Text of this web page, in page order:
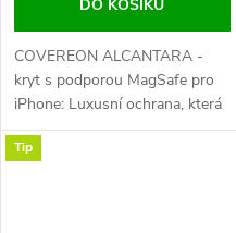
DO KOŠÍKU
COVEREON ALCANTARA -
kryt s podporou MagSafe pro
iPhone: Luxusní ochrana, která
dělá dojem Představujeme vám
kolekci krytů COVEREON
Tip